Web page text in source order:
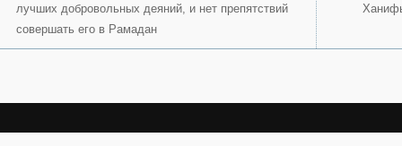
лучших добровольных деяний, и нет препятствий
совершать его в Рамадан